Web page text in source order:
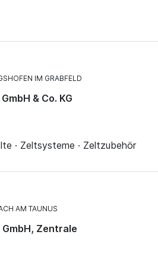
IM GRABFELD
& Co. KG
· Zeltsysteme · Zeltzubehör
AM TAUNUS
Zentrale